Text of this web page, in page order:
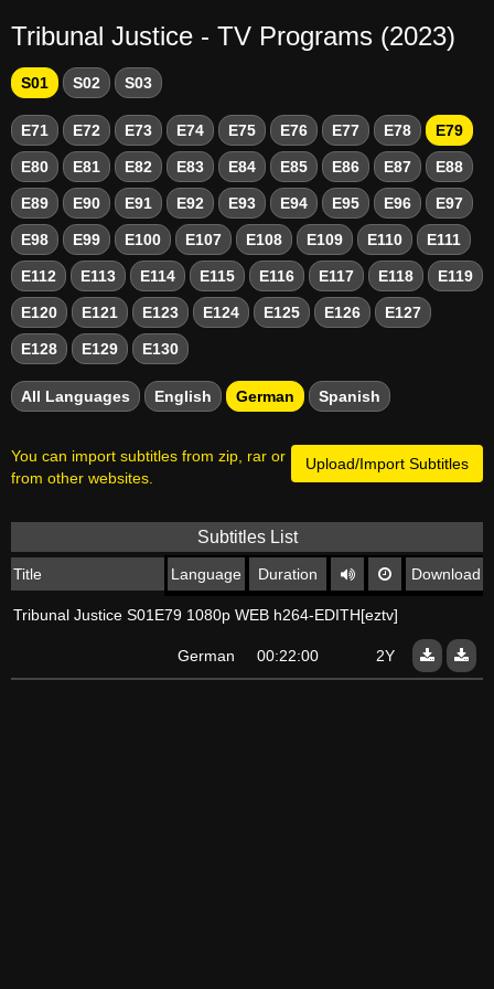
Tribunal Justice - TV Programs (2023)
S01 S02 S03
E71 E72 E73 E74 E75 E76 E77 E78 E79
E80 E81 E82 E83 E84 E85 E86 E87 E88
E89 E90 E91 E92 E93 E94 E95 E96 E97
E98 E99 E100 E107 E108 E109 E110 E111
E112 E113 E114 E115 E116 E117 E118 E119
E120 E121 E123 E124 E125 E126 E127
E128 E129 E130
All Languages English German Spanish
Upload/Import Subtitles
You can import subtitles from zip, rar or
from other websites.
Subtitles List
Title Language Duration Download
Tribunal Justice S01E79 1080p WEB h264-EDITH[eztv]
German 00:22:00 2Y